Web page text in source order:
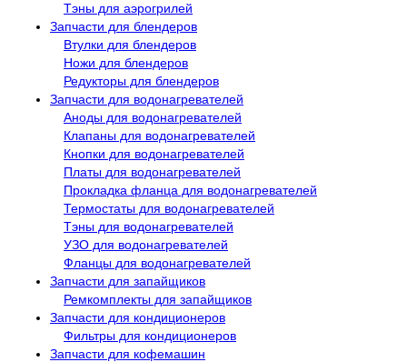
Тэны для аэрогрилей
Запчасти для блендеров
Втулки для блендеров
Ножи для блендеров
Редукторы для блендеров
Запчасти для водонагревателей
Аноды для водонагревателей
Клапаны для водонагревателей
Кнопки для водонагревателей
Платы для водонагревателей
Прокладка фланца для водонагревателей
Термостаты для водонагревателей
Тэны для водонагревателей
УЗО для водонагревателей
Фланцы для водонагревателей
Запчасти для запайщиков
Ремкомплекты для запайщиков
Запчасти для кондиционеров
Фильтры для кондиционеров
Запчасти для кофемашин